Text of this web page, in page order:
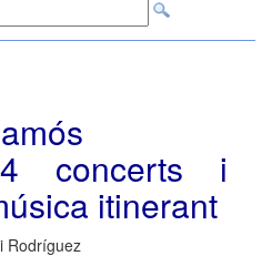
concerts i
itinerant
Rodríguez